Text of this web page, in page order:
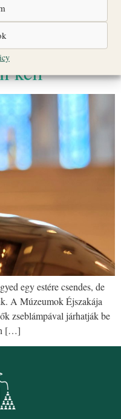
A Múzeumok Éjszakája
– Veszprém
kell
egy estére csendes, de
A Múzeumok Éjszakája
zseblámpával járhatják be
[…]